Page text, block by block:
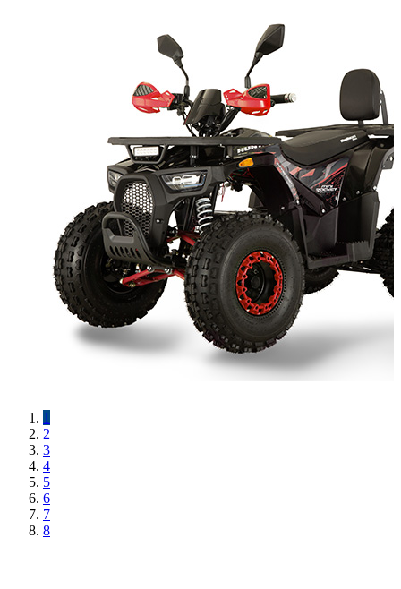
1
2
3
4
5
6
7
8